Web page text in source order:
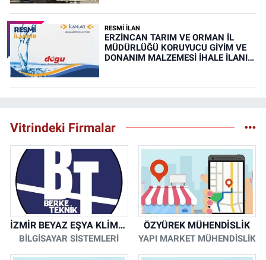
RESMİ İLAN
ERZİNCAN TARIM VE ORMAN İL
MÜDÜRLÜĞÜ KORUYUCU GİYİM VE
DONANIM MALZEMESİ İHALE İLANI
Vitrindeki Firmalar
İZMİR BEYAZ EŞYA KLİMA KOMBİ SERVİSİ
BİLGİSAYAR SİSTEMLERİ
ÖZYÜREK MÜHENDİSLİK
YAPI MARKET MÜHENDİSLİK